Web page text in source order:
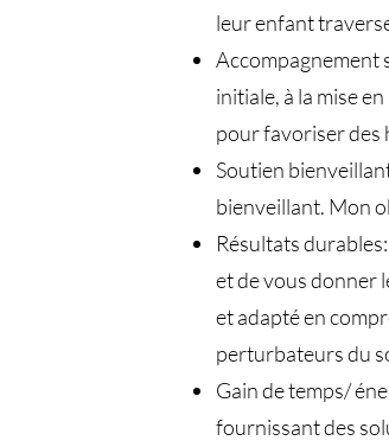
leur enfant
Accompagnement
initiale, à la mise
pour favoriser des
Soutien
bienveillant. Mon
Résultats
et de vous donner
et adapté en
perturbateurs du
Gain de temps/
fournissant des